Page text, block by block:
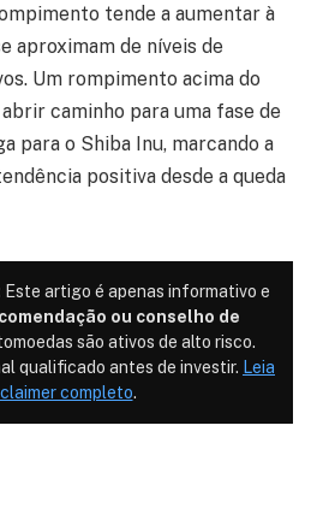
tende a aumentar à
aproximam de níveis de
Um rompimento acima do
caminho para uma fase de
para o Shiba Inu, marcando a
positiva desde a queda
Este artigo é apenas informativo e
ou conselho de
são ativos de alto risco.
qualificado antes de investir. Leia
completo.